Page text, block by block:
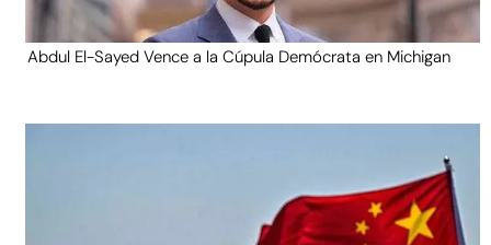
Abdul El-Sayed Vence a la Cúpula Demócrata en Michigan